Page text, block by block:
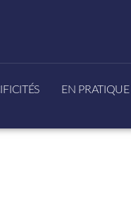
EN PRATIQUE